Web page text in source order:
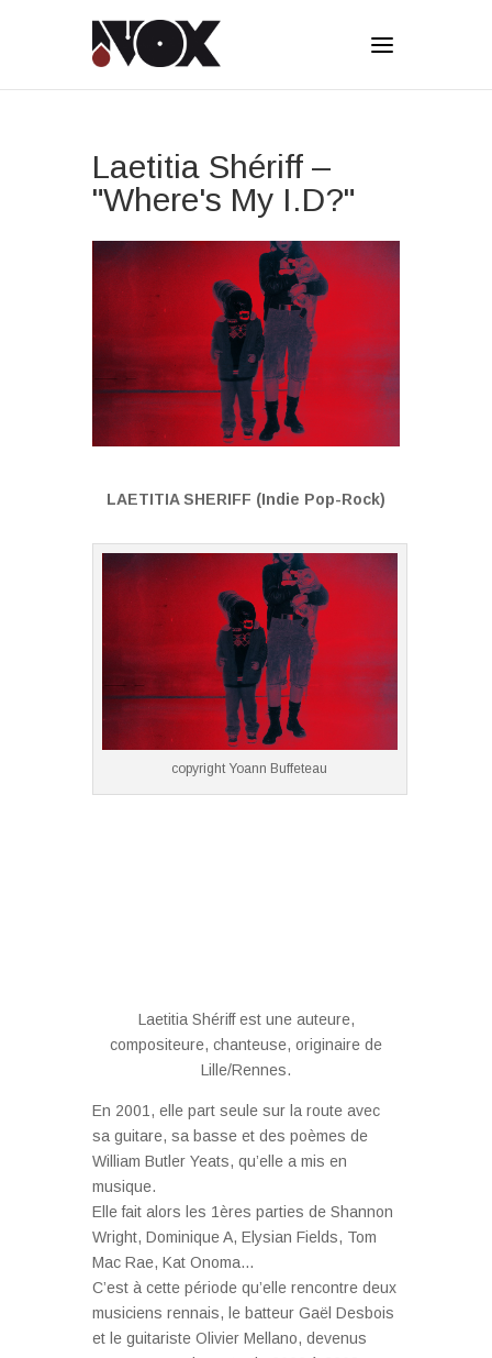
Laetitia Shériff –
"Where's My I.D?"
LAETITIA SHERIFF (Indie Pop-Rock)
copyright Yoann Buffeteau
Laetitia Shériff est une auteure,
compositeure, chanteuse, originaire de
Lille/Rennes.
En 2001, elle part seule sur la route avec
sa guitare, sa basse et des poèmes de
William Butler Yeats, qu’elle a mis en
musique.
Elle fait alors les 1ères parties de Shannon
Wright, Dominique A, Elysian Fields, Tom
Mac Rae, Kat Onoma…
C’est à cette période qu’elle rencontre deux
musiciens rennais, le batteur Gaël Desbois
et le guitariste Olivier Mellano, devenus